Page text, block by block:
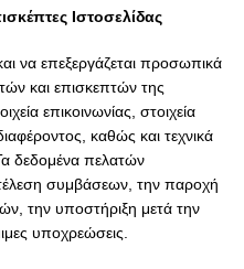
Ιστοσελίδας
να επεξεργάζεται προσωπικά
και επισκεπτών της
επικοινωνίας, στοιχεία
καθώς και τεχνικά
δεδομένα πελατών
συμβάσεων, την παροχή
την υποστήριξη μετά την
υποχρεώσεις.